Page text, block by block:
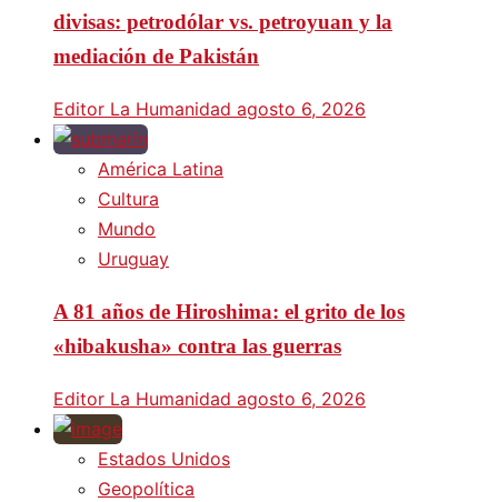
divisas: petrodólar vs. petroyuan y la
mediación de Pakistán
Editor La Humanidad agosto 6, 2026
América Latina
Cultura
Mundo
Uruguay
A 81 años de Hiroshima: el grito de los
«hibakusha» contra las guerras
Editor La Humanidad agosto 6, 2026
Estados Unidos
Geopolítica